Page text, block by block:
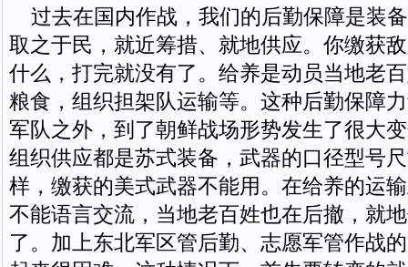
过去在国内作战，我们的后勤保障是装
取之于民，就近筹措、就地供应。你缴获
什么，打完就没有了。给养是动员当地老
粮食，组织担架队运输等。这种后勤保障
军队之外，到了朝鲜战场形势发生了很大
组织供应都是苏式装备，武器的口径型号
样，缴获的美式武器不能用。在给养的运
不能语言交流，当地老百姓也在后撤，就
了。加上东北军区管后勤、志愿军管作战